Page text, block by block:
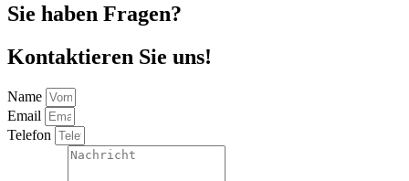
Sie haben Fragen?
Kontaktieren Sie uns!
Name
Email
Telefon